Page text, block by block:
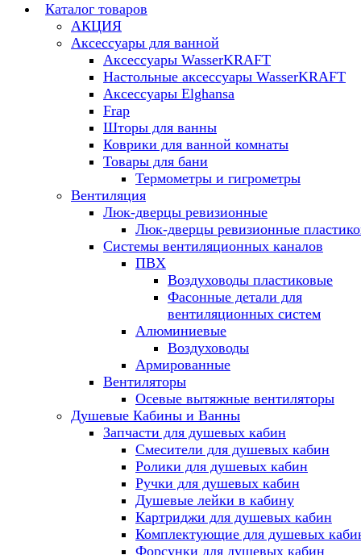
Каталог товаров
АКЦИЯ
Аксессуары для ванной
Аксессуары WasserKRAFT
Настольные аксессуары WasserKRAFT
Аксессуары Elghansa
Frap
Шторы для ванны
Коврики для ванной комнаты
Товары для бани
Термометры и гигрометры
Вентиляция
Люк-дверцы ревизионные
Люк-дверцы ревизионные
Системы вентиляционных каналов
ПВХ
Воздуховоды пластиковые
Фасонные детали для
вентиляционных систем
Алюминиевые
Воздуховоды
Армированные
Вентиляторы
Осевые вытяжные вентиляторы
Душевые Кабины и Ванны
Запчасти для душевых кабин
Смесители для душевых кабин
Ролики для душевых кабин
Ручки для душевых кабин
Душевые лейки в кабину
Картриджи для душевых кабин
Комплектующие для душевых
Форсунки для душевых кабин